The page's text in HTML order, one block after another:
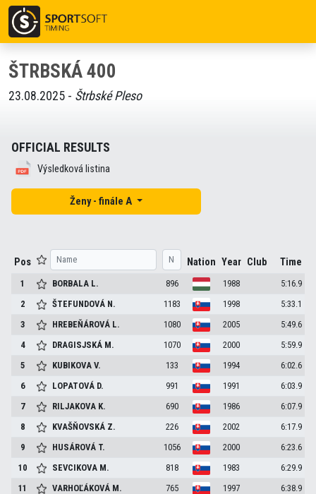
ŠTRBSKÁ 400
23.08.2025 - Štrbské Pleso
OFFICIAL RESULTS
Výsledková listina
Ženy - finále A
Pos Nation Year Club Time
1 BORBALA L. 896 1988
5:16.9
2
ŠTEFUNDOVÁ N. 1183 1998
5:33.1
3
HREBEŇÁROVÁ L. 1080 2005
5:49.6
4
DRAGISJSKÁ M. 1070 2000
5:59.9
5
KUBIKOVAV. 133 1994
6:02.6
6
LOPATOVÁ D. 991 1991
6:03.9
7
RILJAKOVA K. 690 1986
6:07.9
8
KVAŠŇOVSKÁ Z. 226 2002
6:17.9
9
HUSÁROVÁ T. 1056 2000
6:23.6
10
SEVCIKOVA M. 818 1983
6:29.9
11
VARHOĽÁKOVÁ M. 765 1997
6:38.9